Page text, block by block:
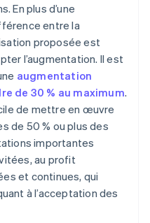
En plus d’une
entre la
proposée est
l’augmentation. Il est
augmentation
de 30 % au maximum.
de mettre en œuvre
de 50 % ou plus des
importantes
au profit
et continues, qui
à l’acceptation des